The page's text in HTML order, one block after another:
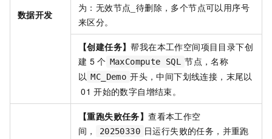
数据开发
为：无效节点_待删除，多个节点可以用序号
来区分。
【创建任务】帮我在本工作空间项目目录下创
建 5 个 MaxCompute SQL 节点，名称
以 MC_Demo 开头，中间下划线连接，末尾以
01 开始的数字自增结束。
【重跑失败任务】查看本工作空
间，
20250330 日运行失败的任务，并重跑